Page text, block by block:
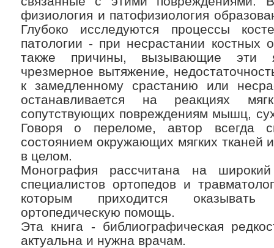
физиология и патофизиология
Глубоко исследуются процессы
патологии - при несрастании костных
также причины, вызывающие эти
чрезмерное вытяжение,
к замедленному срастанию или
останавливается на реакциях
сопутствующих повреждениям мышц,
Говоря о переломе, автор всегда
состоянием окружающих мягких тканей
в целом.
Монография рассчитана на
специалистов ортопедов и
которым приходится оказывать
ортопедическую помощь.
Эта книга - библиографическая
актуальна и нужна врачам.